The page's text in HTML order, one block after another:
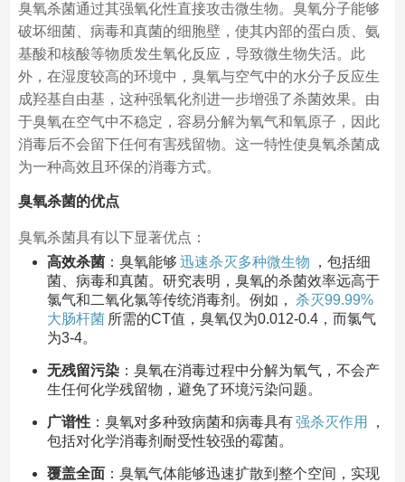
臭氧杀菌通过其强氧化性直接攻击微生物。臭氧分子能够
破坏细菌、病毒和真菌的细胞壁，使其内部的蛋白质、氨
基酸和核酸等物质发生氧化反应，导致微生物失活。此
外，在湿度较高的环境中，臭氧与空气中的水分子反应生
成羟基自由基，这种强氧化剂进一步增强了杀菌效果。由
于臭氧在空气中不稳定，容易分解为氧气和氧原子，因此
消毒后不会留下任何有害残留物。这一特性使臭氧杀菌成
为一种高效且环保的消毒方式。
臭氧杀菌的优点
臭氧杀菌具有以下显著优点：
高效杀菌：臭氧能够 迅速杀灭多种微生物
，包括细
菌、病毒和真菌。研究表明，臭氧的杀菌效率远高于
氯气和二氧化氯等传统消毒剂。例如，
杀灭99.99%
大肠杆菌 所需的CT值，臭氧仅为0.012-0.4，而氯气
为3-4。
无残留污染：臭氧在消毒过程中分解为氧气，不会产
生任何化学残留物，避免了环境污染问题。
广谱性：臭氧对多种致病菌和病毒具有强杀灭作用
，
包括对化学消毒剂耐受性较强的霉菌。
覆盖全面：臭氧气体能够迅速扩散到整个空间，实现